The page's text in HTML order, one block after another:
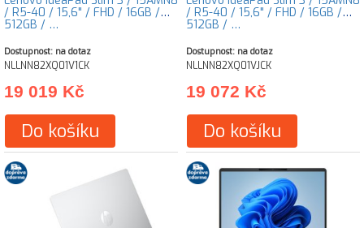
/ R5-40 / 15,6" / FHD / 16GB /
512GB / …
Dostupnost: na dotaz
NLLNN82XQ01V1CK
19 019 Kč
Do košíku
/ R5-40 / 15,6" / FHD / 16GB /
512GB / …
Dostupnost: na dotaz
NLLNN82XQ01VJCK
19 072 Kč
Do košíku